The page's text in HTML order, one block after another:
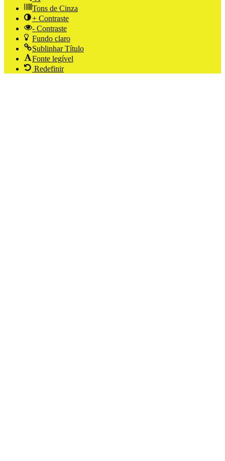
Tons de Cinza
+ Contraste
- Contraste
Fundo claro
Sublinhar Título
Fonte legível
Redefinir